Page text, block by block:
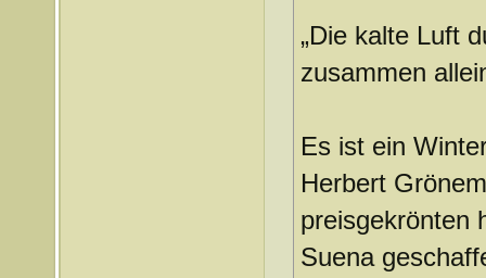
„Die kalte Luft
zusammen
Es ist ein
Herbert
preisgekrönten
Suena